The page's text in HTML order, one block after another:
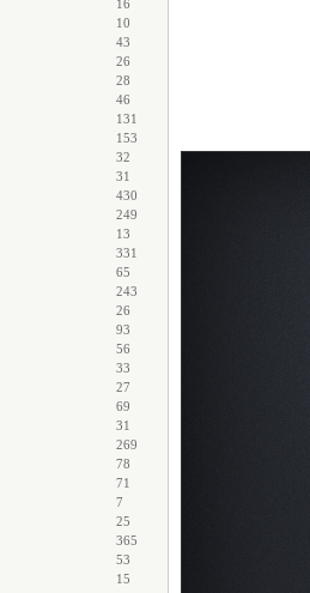
16
10
43
26
28
46
131
153
32
31
430
249
13
331
65
243
26
93
56
33
27
69
31
269
78
71
7
25
365
53
15